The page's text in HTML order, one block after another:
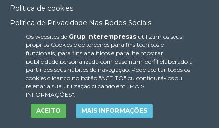
Os websites do Grup Interempresasutilizam os seus
próprios Cookies e de terceiros para fins técnicos e
funcionais, para fins analíticos e para lhe mostrar
publicidade personalizada com base num perfil elaborado a
partir dos seus hábitos de navegação. Pode aceitar todos os
cookies clicando no botão "ACEITO" ou configurá-los ou
rejeitar a sua utilização clicando em "MAIS
INFORMAÇÕES".
ACEITO MAIS INFORMAÇÕES
Política de cookies
Política de Privacidade Nas Redes Sociais
Canal de denúncias
Colaborações editoriais